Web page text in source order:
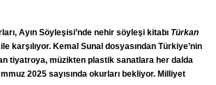
Ayın Söyleşisi’nde nehir söyleşi kitabı Türkan
karşılıyor. Kemal Sunal dosyasından Türkiye’nin
tiyatroya, müzikten plastik sanatlara her dalda
2025 sayısında okurları bekliyor. Milliyet